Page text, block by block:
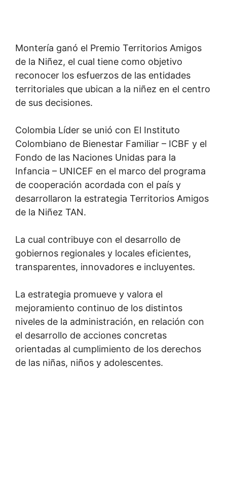
Montería ganó el Premio Territorios Amigos
de la Niñez, el cual tiene como objetivo
reconocer los esfuerzos de las entidades
territoriales que ubican a la niñez en el centro
de sus decisiones.
Colombia Líder se unió con El Instituto
Colombiano de Bienestar Familiar – ICBF y el
Fondo de las Naciones Unidas para la
Infancia – UNICEF en el marco del programa
de cooperación acordada con el país y
desarrollaron la estrategia Territorios Amigos
de la Niñez TAN.
La cual contribuye con el desarrollo de
gobiernos regionales y locales eficientes,
transparentes, innovadores e incluyentes.
La estrategia promueve y valora el
mejoramiento continuo de los distintos
niveles de la administración, en relación con
el desarrollo de acciones concretas
orientadas al cumplimiento de los derechos
de las niñas, niños y adolescentes.